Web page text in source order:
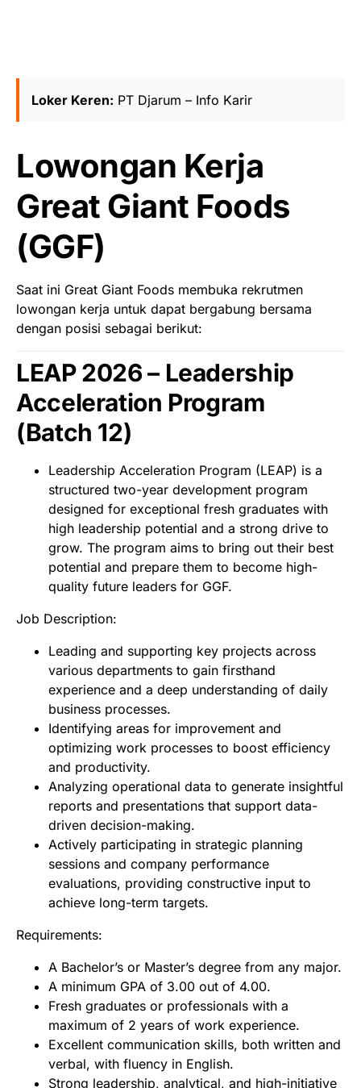
Loker Keren: PT Djarum – Info Karir
Lowongan Kerja
Great Giant Foods
(GGF)
Saat ini Great Giant Foods membuka rekrutmen
lowongan kerja untuk dapat bergabung bersama
dengan posisi sebagai berikut:
LEAP 2026 – Leadership
Acceleration Program
(Batch 12)
Leadership Acceleration Program (LEAP) is a
structured two-year development program
designed for exceptional fresh graduates with
high leadership potential and a strong drive to
grow. The program aims to bring out their best
potential and prepare them to become high-
quality future leaders for GGF.
Job Description:
Leading and supporting key projects across
various departments to gain firsthand
experience and a deep understanding of daily
business processes.
Identifying areas for improvement and
optimizing work processes to boost efficiency
and productivity.
Analyzing operational data to generate insightful
reports and presentations that support data-
driven decision-making.
Actively participating in strategic planning
sessions and company performance
evaluations, providing constructive input to
achieve long-term targets.
Requirements:
A Bachelor’s or Master’s degree from any major.
A minimum GPA of 3.00 out of 4.00.
Fresh graduates or professionals with a
maximum of 2 years of work experience.
Excellent communication skills, both written and
verbal, with fluency in English.
Strong leadership, analytical, and high-initiative